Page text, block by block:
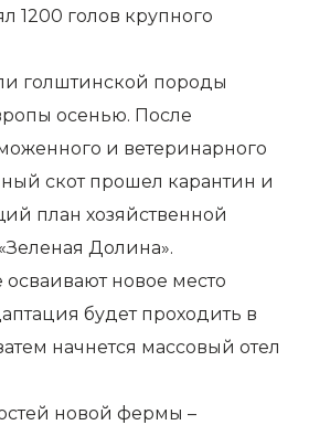
1200 голов крупного
голштинской породы
осенью. После
и ветеринарного
скот прошел карантин и
план хозяйственной
Долина».
новое место
будет проходить в
начнется массовый отел
новой фермы –